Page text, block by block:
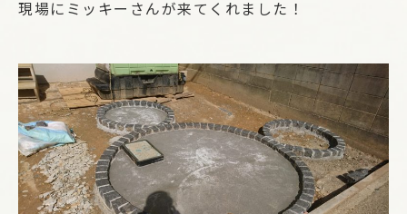
現場にミッキーさんが来てくれました！